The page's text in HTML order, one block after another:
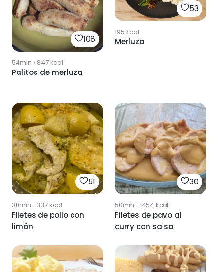
108
54min · 847kcal
Palitos de merluza
53
195 kcal
Merluza
51
30min · 337kcal
Filetes de pollo con
limón
30
50min · 1454 kcal
Filetes de pavo al
curry con salsa